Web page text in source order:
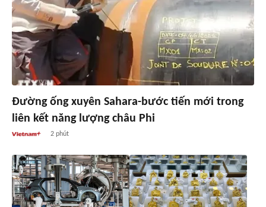
Đường ống xuyên Sahara-bước tiến mới trong
liên kết năng lượng châu Phi
2 phút